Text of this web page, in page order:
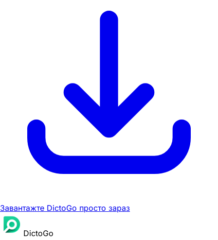
Завантажте DictoGo просто зараз
DictoGo